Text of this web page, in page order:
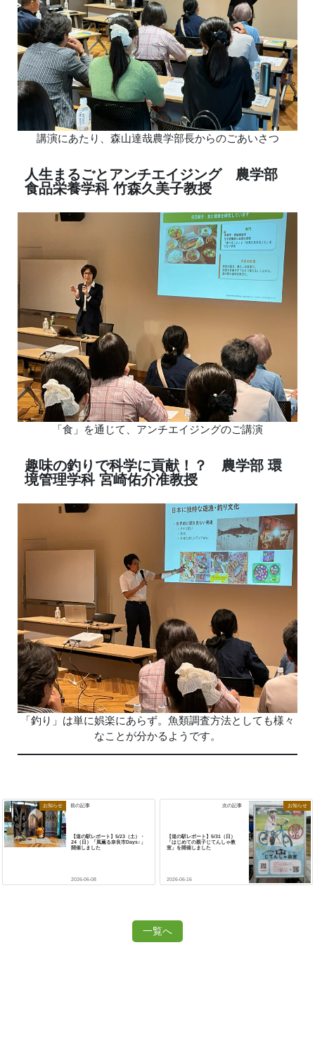
講演にあたり、森山達哉農学部長からのごあいさつ
人生まるごとアンチエイジング 農学部
食品栄養学科 竹森久美子教授
「食」を通じて、アンチエイジングのご講演
趣味の釣りで科学に貢献！？ 農学部 環
境管理学科 宮崎佑介准教授
「釣り」は単に娯楽にあらず。魚類調査方法としても様々
なことが分かるようです。
お知らせ 前の記事
【道の駅レポート】5/23（土）・
24（日）「風薫る奈良市Days♪」
開催しました
2026-06-08
お知らせ
次の記事
【道の駅レポート】5/31（日）
「はじめての親子じてんしゃ教
室」を開催しました
2026-06-16
一覧へ